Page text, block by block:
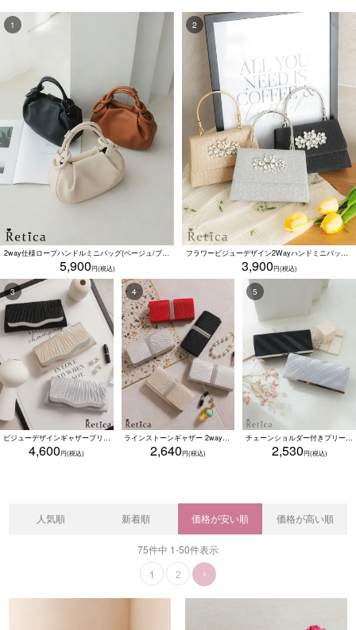
2way仕様ロープハンドルミニバッグ(ベージュ/ブラック/ブラウン)
5,900
フラワービジューデザイン2Wayハンドミニバッグ(シルバー/ブラック/ゴールド)
3,900
ビジューデザインギャザープリーツ入り2wayバッグ(ベージュ/シルバー/ブラック)
4,600
ラインストーンギャザー 2wayプリーツクラッチバッグ(ベージュ/シルバー/ブラック/ホワイト/レッド)
2,640
チェーンショルダー付きプリーツメタル2Wayバッグ (シルバー/ブラック)
2,530
人気順 新着順 価格が安い順 価格が高い順
75件中 1-50件表示
1
2